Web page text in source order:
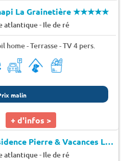
La Grainetière★★★★★
atlantique- Ile de ré
home - Terrasse - TV 4 pers.
malin
+ d'infos >
Résidence Pierre & Vacances Le Palais des Gouverneurs
atlantique- Ile de ré